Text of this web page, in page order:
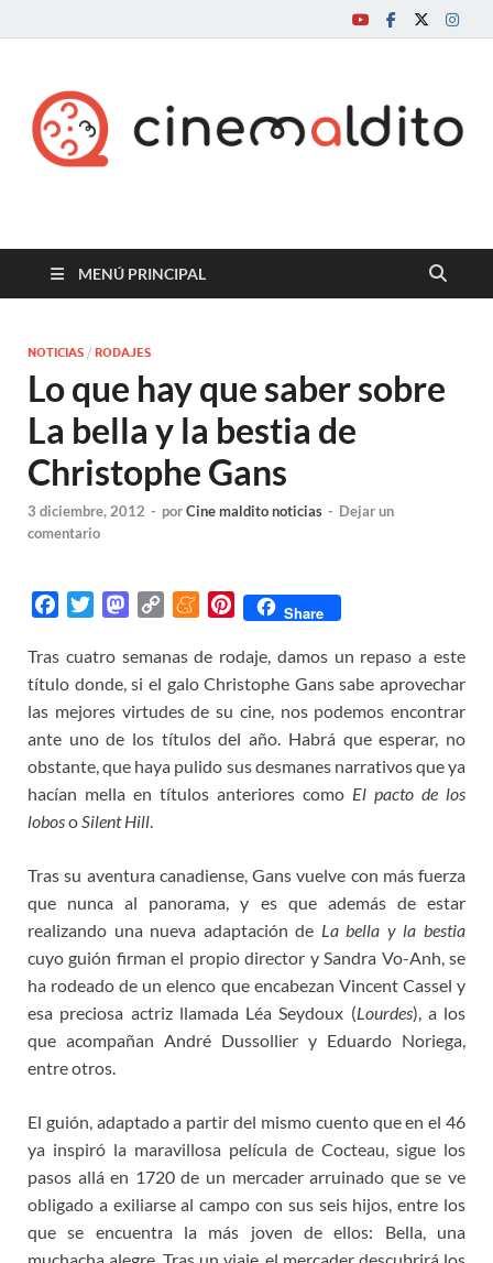
Cine maldito
MENÚ PRINCIPAL
NOTICIAS / RODAJES
Lo que hay que saber sobre
La bella y la bestia de
Christophe Gans
3 diciembre, 2012 - porCine maldito noticias - Dejar un
comentario
c
e
b
o
o
k
i
t
t
e
r
M
s
t
o
d
o
n
p
y
L
i
n
k
M
n
e
a
m
e
P
n
t
e
r
e
s
Share
Tras cuatro semanas de rodaje, damos un repaso a este
título donde, si el galo Christophe Gans sabe aprovechar
las mejores virtudes de su cine, nos podemos encontrar
ante uno de los títulos del año. Habrá que esperar, no
obstante, que haya pulido sus desmanes narrativos que ya
hacían mella en títulos anteriores como El pacto de los
lobosoSilent Hill.
Tras su aventura canadiense, Gans vuelve con más fuerza
que nunca al panorama, y es que además de estar
realizando una nueva adaptación de La bella y la bestia
cuyo guión firman el propio director y Sandra Vo-Anh, se
ha rodeado de un elenco que encabezan Vincent Cassel y
esa preciosa actriz llamada Léa Seydoux (Lourdes), a los
que acompañan André Dussollier y Eduardo Noriega,
entre otros.
El guión, adaptado a partir del mismo cuento que en el 46
ya inspiró la maravillosa película de Cocteau, sigue los
pasos allá en 1720 de un mercader arruinado que se ve
obligado a exiliarse al campo con sus seis hijos, entre los
que se encuentra la más joven de ellos: Bella, una